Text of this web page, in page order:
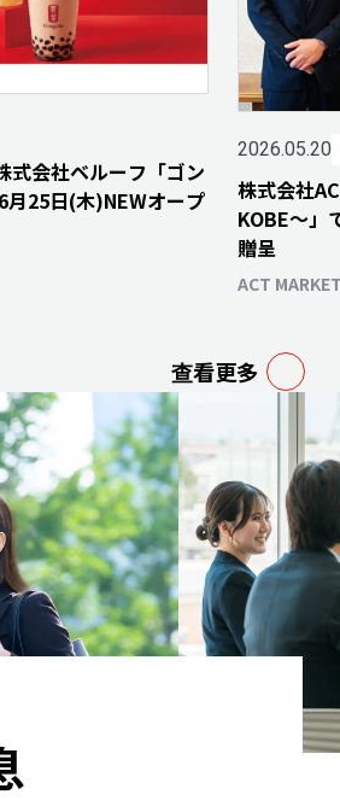
式会社ベルーフ「ゴン
月25日(木)NEWオープ
2026.05.20
株式会社
KOBE～」
贈呈
ACT
查看更多